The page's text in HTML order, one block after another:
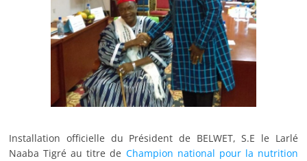
Installation officielle du Président de BELWET, S.E le Larlé
Naaba Tigré au titre de Champion national pour la nutrition